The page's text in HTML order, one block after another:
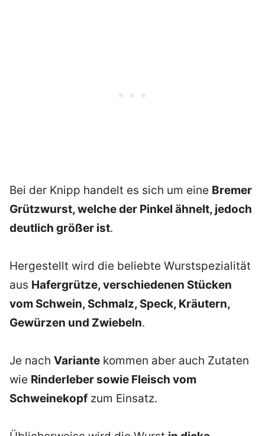
Bei der Knipp handelt es sich um eine Bremer
Grützwurst, welche der Pinkel ähnelt, jedoch
deutlich größer ist.
Hergestellt wird die beliebte Wurstspezialität
aus Hafergrütze, verschiedenen Stücken
vom Schwein, Schmalz, Speck, Kräutern,
Gewürzen und Zwiebeln.
Je nach Variante kommen aber auch Zutaten
wie Rinderleber sowie Fleisch vom
Schweinekopf zum Einsatz.